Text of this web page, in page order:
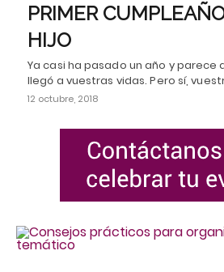
PRIMER
HIJO
Ya casi ha pasado un año y parece
llegó a vuestras vidas. Pero sí,
12 octubre, 2018